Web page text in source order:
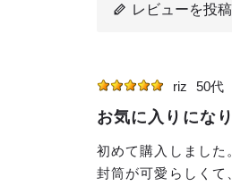
レビューを投稿
riz 50代
お気に入りにな
初めて購入しました
封筒が可愛らしく